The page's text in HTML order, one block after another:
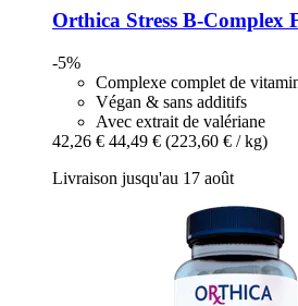
Orthica Stress B-​Complex
-5%
Complexe complet de
Végan & sans additifs
Avec extrait de valériane
42,26 € 44,49 € (223,60 € / kg)
Livraison jusqu'au 17 août